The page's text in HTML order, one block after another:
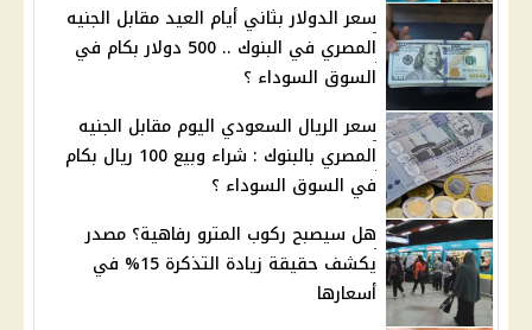
سعر الدولار بثاني أيام العيد مقابل الجنيه
المصري في البنوك .. 500 دولار بكام في
السوق السوداء ؟
سعر الريال السعودي اليوم مقابل الجنيه
المصري بالبنوك : شراء وبيع 100 ريال بكام
في السوق السوداء ؟
هل سيصبح ركوب المترو رفاهية؟ مصدر
يكشف حقيقة زيادة التذكرة 15% في
أسعارها